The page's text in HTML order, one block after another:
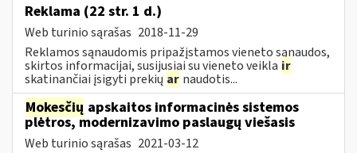
Reklama (22 str. 1 d.)
Web turinio sąrašas 2018-11-29
Reklamos sąnaudomis pripažįstamos vieneto sąnaudos,
skirtos informacijai, susijusiai su vieneto veikla ir
skatinančiai įsigyti prekių ar naudotis...
Mokesčių apskaitos informacinės sistemos
plėtros, modernizavimo paslaugų viešasis
Web turinio sąrašas 2021-03-12